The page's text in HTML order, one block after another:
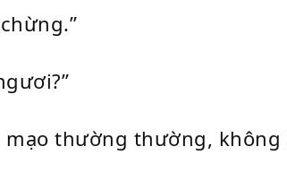
thường thường, không